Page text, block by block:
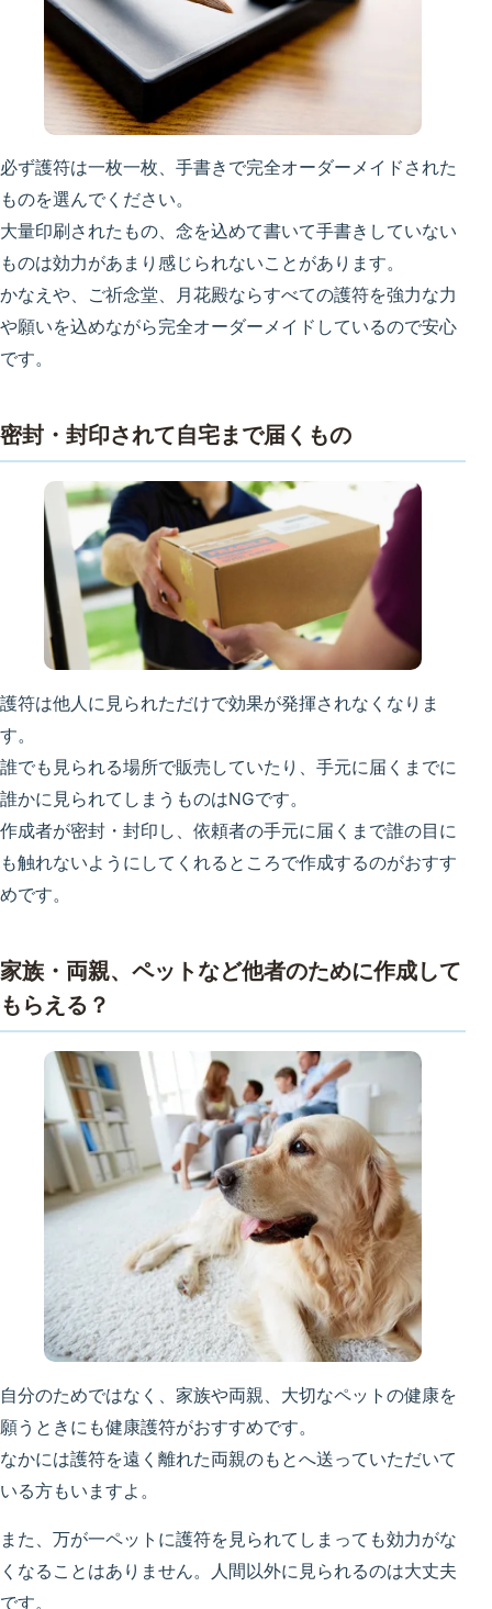
必ず護符は一枚一枚、手書きで完全オーダーメイドされた
ものを選んでください。
大量印刷されたもの、念を込めて書いて手書きしていない
ものは効力があまり感じられないことがあります。
かなえや、ご祈念堂、月花殿ならすべての護符を強力な力
や願いを込めながら完全オーダーメイドしているので安心
です。
密封・封印されて自宅まで届くもの
護符は他人に見られただけで効果が発揮されなくなりま
す。
誰でも見られる場所で販売していたり、手元に届くまでに
誰かに見られてしまうものはNGです。
作成者が密封・封印し、依頼者の手元に届くまで誰の目に
も触れないようにしてくれるところで作成するのがおすす
めです。
家族・両親、ペットなど他者のために作成して
もらえる？
自分のためではなく、家族や両親、大切なペットの健康を
願うときにも健康護符がおすすめです。
なかには護符を遠く離れた両親のもとへ送っていただいて
いる方もいますよ。
また、万が一ペットに護符を見られてしまっても効力がな
くなることはありません。人間以外に見られるのは大丈夫
です。